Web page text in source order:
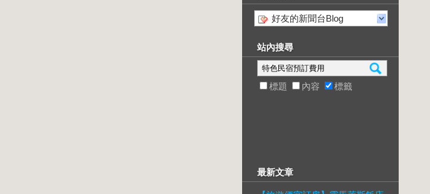
好友的新聞台Blog
站內搜尋
標題 內容 標籤
最新文章